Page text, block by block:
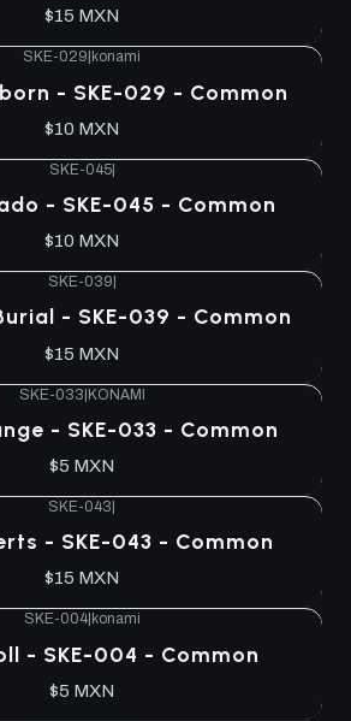
$15 MXN
SKE-029 konami
- SKE-029 - Common
$10 MXN
SKE-045|
- SKE-045 - Common
$10 MXN
SKE-039
- SKE-039 - Common
$15 MXN
SKE-033|KONAMI
- SKE-033 - Common
$5 MXN
SKE-043
- SKE-043 - Common
$15 MXN
SKE-004| konami
- SKE-004 - Common
$5 MXN